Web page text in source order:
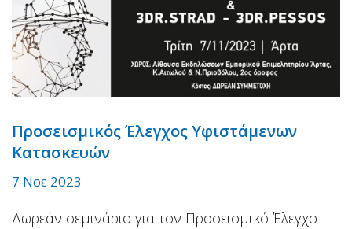
Προσεισμικός Έλεγχος Υφιστάμενων
Κατασκευών
7 Νοε 2023
Δωρεάν σεμινάριο για τον Προσεισμικό Έλεγχο